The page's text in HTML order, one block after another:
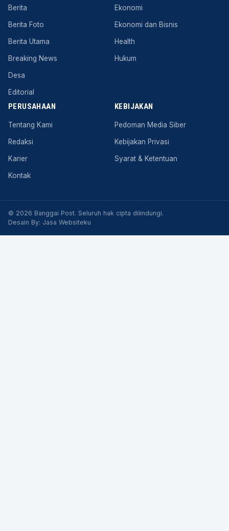
Berita
Berita Foto
Berita Utama
Breaking News
Desa
Editorial
Ekonomi
Ekonomi dan Bisnis
Health
Hukum
PERUSAHAAN
Tentang Kami
Redaksi
Karier
Kontak
KEBIJAKAN
Pedoman Media Siber
Kebijakan Privasi
Syarat & Ketentuan
© 2026 Banggai Post. Seluruh hak cipta dilindungi.
Desain By: Jasa Websiteku